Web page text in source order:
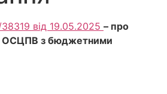
від 19.05.2025 – про
ОСЦПВ з бюджетними